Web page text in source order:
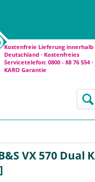
Kostenfreie Lieferung innerhalb
Deutschland · Kostenfreies
Servicetelefon: 0800 - 88 76 554 ·
KARO Garantie
VX 570 Dual